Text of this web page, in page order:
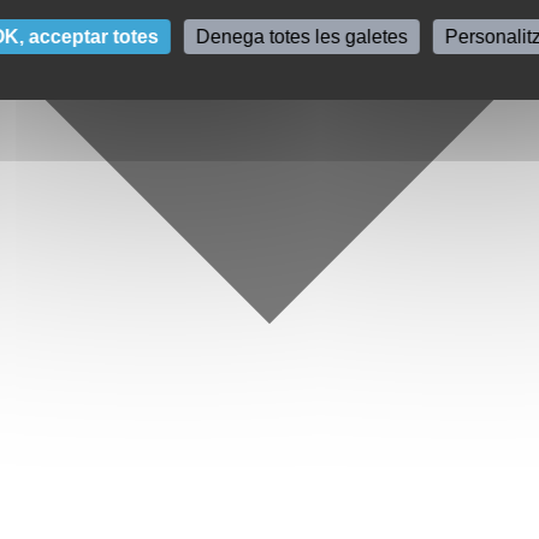
acceptar totes Denega totes les galetes